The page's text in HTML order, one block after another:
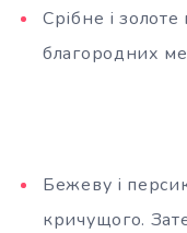
Срібне і
благородних
Бежеву і
кричущого.